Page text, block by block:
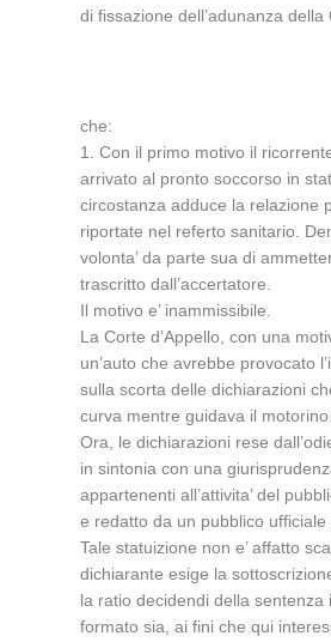
di fissazione dell’adunanza della
che:
1. Con il primo motivo il
arrivato al pronto soccorso in
circostanza adduce la relazione
riportate nel referto sanitario.
volonta’ da parte sua di
trascritto dall’accertatore.
Il motivo e’ inammissibile.
La Corte d’Appello, con una
un’auto che avrebbe provocato
sulla scorta delle dichiarazioni
curva mentre guidava il motorino.
Ora, le dichiarazioni rese
in sintonia con una
appartenenti all’attivita’ del
e redatto da un pubblico ufficiale
Tale statuizione non e’ affatto
dichiarante esige la
la ratio decidendi della sentenza
formato sia, ai fini che qui